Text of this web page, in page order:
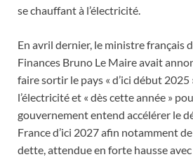
se chauffant à l’électricité.
En avril dernier, le ministre français
Finances Bruno Le Maire avait
faire sortir le pays « d’ici début
l’électricité et « dès cette année »
gouvernement entend accélérer le
France d’ici 2027 afin notamment
dette, attendue en forte hausse